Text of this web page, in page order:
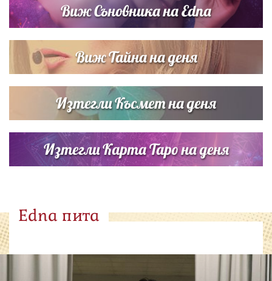
Виж Съновника на Edna
Виж Тайна на деня
Изтегли Късмет на деня
Изтегли Карта Таро на деня
Edna пита